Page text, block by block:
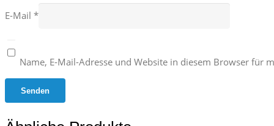
E-Mail *
Name, E-Mail-Adresse und Website in diesem Browser für